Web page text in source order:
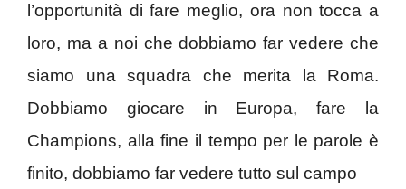
l’opportunità di fare meglio, ora non tocca a
loro, ma a noi che dobbiamo far vedere che
siamo una squadra che merita la Roma.
Dobbiamo giocare in Europa, fare la
Champions, alla fine il tempo per le parole è
finito, dobbiamo far vedere tutto sul campo